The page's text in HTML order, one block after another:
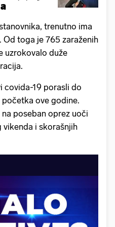
trenutno ima
toga je 765 zaraženih
uzrokovalo duže
covida-19 porasli do
ove godine.
poseban oprez uoči
i skorašnjih